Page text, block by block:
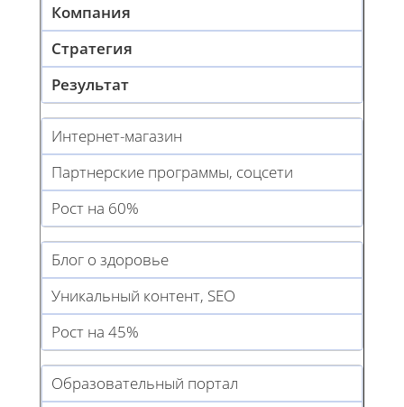
Компания
Стратегия
Результат
Интернет-магазин
Партнерские программы, соцсети
Рост на 60%
Блог о здоровье
Уникальный контент, SEO
Рост на 45%
Образовательный портал